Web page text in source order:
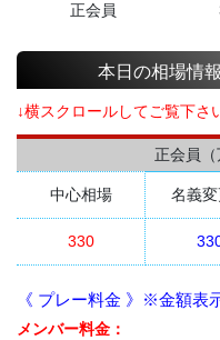
正会員
本日の相場情
↓横スクロールしてご覧下さ
正会員（
中心相場 名義
330
《 プレー料金 》※金額表
メンバー料金：